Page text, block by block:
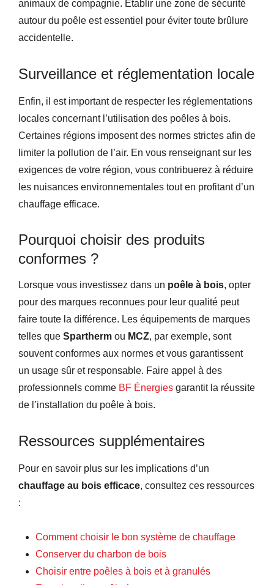
animaux de compagnie. Établir une zone de sécurité
autour du poêle est essentiel pour éviter toute brûlure
accidentelle.
Surveillance et réglementation locale
Enfin, il est important de respecter les réglementations
locales concernant l’utilisation des poêles à bois.
Certaines régions imposent des normes strictes afin de
limiter la pollution de l’air. En vous renseignant sur les
exigences de votre région, vous contribuerez à réduire
les nuisances environnementales tout en profitant d’un
chauffage efficace.
Pourquoi choisir des produits
conformes ?
Lorsque vous investissez dans un poêle à bois, opter
pour des marques reconnues pour leur qualité peut
faire toute la différence. Les équipements de marques
telles que Spartherm ou MCZ, par exemple, sont
souvent conformes aux normes et vous garantissent
un usage sûr et responsable. Faire appel à des
professionnels comme BF Énergies garantit la réussite
de l’installation du poêle à bois.
Ressources supplémentaires
Pour en savoir plus sur les implications d’un
chauffage au bois efficace, consultez ces ressources
:
Comment choisir le bon système de chauffage
Conserver du charbon de bois
Choisir entre poêles à bois et à granulés